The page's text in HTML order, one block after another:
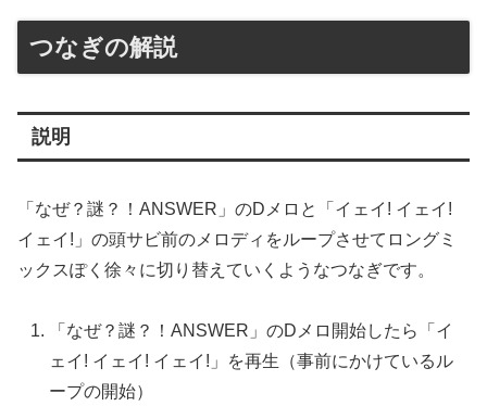
つなぎの解説
説明
「なぜ？謎？！ANSWER」のDメロと「イェイ! イェイ!
イェイ!」の頭サビ前のメロディをループさせてロングミ
ックスぽく徐々に切り替えていくようなつなぎです。
「なぜ？謎？！ANSWER」のDメロ開始したら「イ
ェイ! イェイ! イェイ!」を再生（事前にかけているル
ープの開始）